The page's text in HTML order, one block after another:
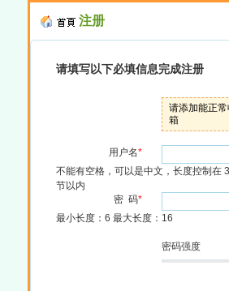
注册
请填写以下必填信息完成注册
请添加能正
箱
用户名*
不能有空格，可以是中文，长度控制在
节以内
密 码*
最小长度：6 最大长度：16
密码强度